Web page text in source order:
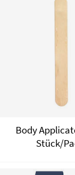
Body
Stück/